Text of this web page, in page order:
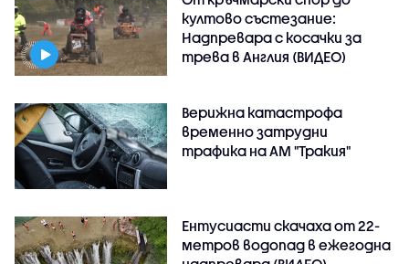
култово състезание:
Надпревара с косачки за
трева в Англия (ВИДЕО)
Верижна катастрофа
временно затрудни
трафика на АМ "Тракия"
Ентусиасти скачаха от 22-
метров водопад в ежегодна